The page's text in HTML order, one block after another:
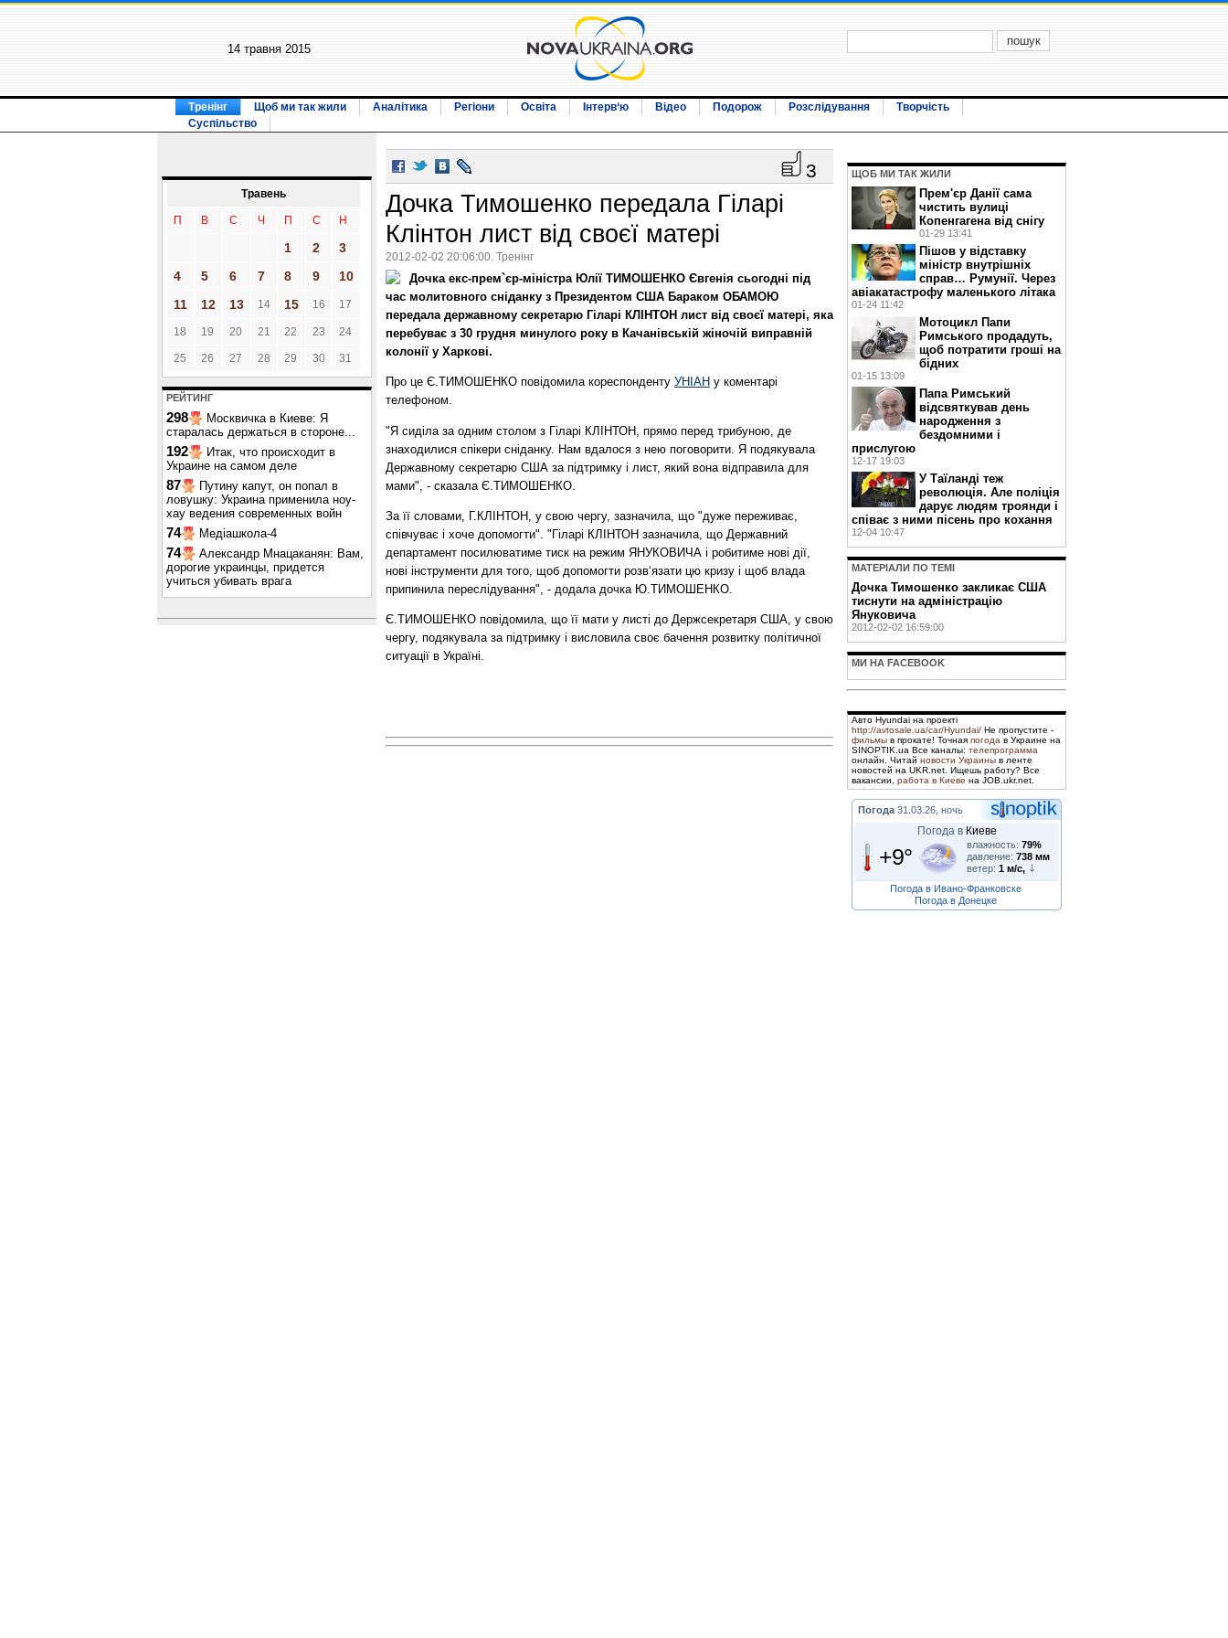
14 травня 2015
Тренінг Щоб ми так жили Аналітика Регіони Освіта Інтерв‘ю Відео Подорож Розслідування
Творчість
Суспільство
Травень
П В С Ч П С Н
1 2
3
4
5 6 7 8 9
10
11
12 13 14 15 16 17
18 19 20 21 22 23 24
25 26 27 28 29 30 31
РЕЙТИНГ
298
Москвичка в Киеве: Я
старалась держаться в стороне...
192
Итак, что происходит в
Украине на самом деле
87
Путину капут, он попал в
ловушку: Украина применила ноу-
хау ведения современных войн
74 Медіашкола-4
74
Александр Мнацаканян: Вам,
дорогие украинцы, придется
учиться убивать врага
3
Дочка Тимошенко передала Гіларі
Клінтон лист від своєї матері
2012-02-02 20:06:00. Тренінг
Дочка екс-прем`єр-міністра Юлії ТИМОШЕНКО Євгенія сьогодні під
час молитовного сніданку з Президентом США Бараком ОБАМОЮ
передала державному секретарю Гіларі КЛІНТОН лист від своєї матері, яка
перебуває з 30 грудня минулого року в Качанівській жіночій виправній
колонії у Харкові.
Про це Є.ТИМОШЕНКО повідомила кореспонденту УНІАН у коментарі
телефоном.
"Я сиділа за одним столом з Гіларі КЛІНТОН, прямо перед трибуною, де
знаходилися спікери сніданку. Нам вдалося з нею поговорити. Я подякувала
Державному секретарю США за підтримку і лист, який вона відправила для
мами", - сказала Є.ТИМОШЕНКО.
За її словами, Г.КЛІНТОН, у свою чергу, зазначила, що "дуже переживає,
співчуває і хоче допомогти". "Гіларі КЛІНТОН зазначила, що Державний
департамент посилюватиме тиск на режим ЯНУКОВИЧА і робитиме нові дії,
нові інструменти для того, щоб допомогти розв‘язати цю кризу і щоб влада
припинила переслідування", - додала дочка Ю.ТИМОШЕНКО.
Є.ТИМОШЕНКО повідомила, що її мати у листі до Держсекретаря США, у свою
чергу, подякувала за підтримку і висловила своє бачення розвитку політичної
ситуації в Україні.
ЩОБ МИ ТАК ЖИЛИ
Прем'єр Данії сама
чистить вулиці
Копенгагена від снігу
01-29 13:41
Пішов у відставку
міністр внутрішніх
справ… Румунії. Через
авіакатастрофу маленького літака
01-24 11:42
Мотоцикл Папи
Римського продадуть,
щоб потратити гроші на
бідних
01-15 13:09
Папа Римський
відсвяткував день
народження з
бездомними і
прислугою
12-17 19:03
У Таїланді теж
революція. Але поліція
дарує людям троянди і
співає з ними пісень про кохання
12-04 10:47
МАТЕРIАЛИ ПО ТЕМI
Дочка Тимошенко закликає США
тиснути на адміністрацію
Януковича
2012-02-02 16:59:00
МИ НА FACEBOOK
Авто Hyundai на проекті
http://avtosale.ua/car/Hyundai/ Не пропустите -
фильмы в прокате! Точная погода в Украине на
SINOPTIK.ua Все каналы: телепрограмма
онлайн. Читай новости Украины в ленте
новостей на UKR.net. Ищешь работу? Все
вакансии, работа в Киеве на JOB.ukr.net.
Погода 31.03.26, ночь
Погода в Киеве
+9° влажность: 79%
давление: 738 мм
ветер: 1 м/с,
Погода в Ивано-Франковске
Погода в Донецке